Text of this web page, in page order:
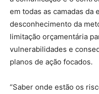
em todas as camadas da
desconhecimento da
limitação orçamentária
vulnerabilidades e
planos de ação focados.
“Saber onde estão os